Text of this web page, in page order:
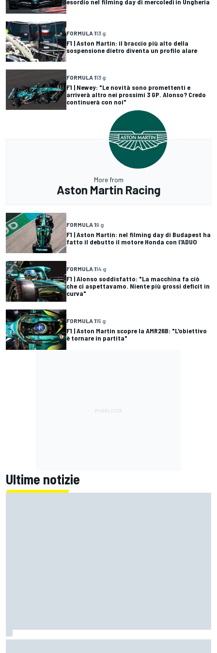
esordio nel filming day di mercoledì in Ungheria
FORMULA 113 g
F1 | Aston Martin: il braccio più alto della
sospensione dietro diventa un profilo alare
FORMULA 113 g
F1 | Newey: "Le novità sono promettenti e
arriverà altro nei prossimi 3 GP. Alonso? Credo
continuerà con noi"
More from
Aston Martin Racing
FORMULA 19 g
F1 | Aston Martin: nel filming day di Budapest ha
fatto il debutto il motore Honda con l'ADUO
FORMULA 114 g
F1 | Alonso soddisfatto: "La macchina fa ciò
che ci aspettavamo. Niente più grossi deficit in
curva"
FORMULA 115 g
F1 | Aston Martin scopre la AMR26B: "L'obiettivo
è tornare in partita"
Ultime notizie